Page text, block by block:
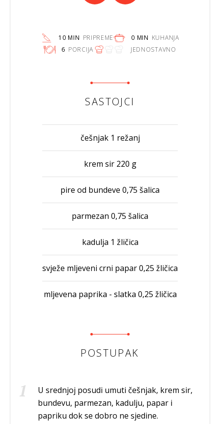
10 MIN PRIPREME 0 MIN KUHANJA
6 PORCIJA JEDNOSTAVNO
SASTOJCI
češnjak 1 režanj
krem sir 220 g
pire od bundeve 0,75 šalica
parmezan 0,75 šalica
kadulja 1 žličica
svježe mljeveni crni papar 0,25 žličica
mljevena paprika - slatka 0,25 žličica
POSTUPAK
U srednjoj posudi umuti češnjak, krem ​​sir,
bundevu, parmezan, kadulju, papar i
papriku dok se dobro ne sjedine.